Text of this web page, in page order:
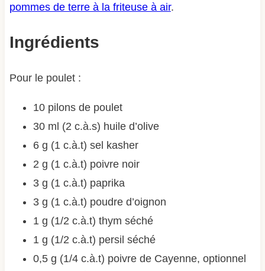
pommes de terre à la friteuse à air.
Ingrédients
Pour le poulet :
10 pilons de poulet
30 ml (2 c.à.s) huile d’olive
6 g (1 c.à.t) sel kasher
2 g (1 c.à.t) poivre noir
3 g (1 c.à.t) paprika
3 g (1 c.à.t) poudre d’oignon
1 g (1/2 c.à.t) thym séché
1 g (1/2 c.à.t) persil séché
0,5 g (1/4 c.à.t) poivre de Cayenne, optionnel